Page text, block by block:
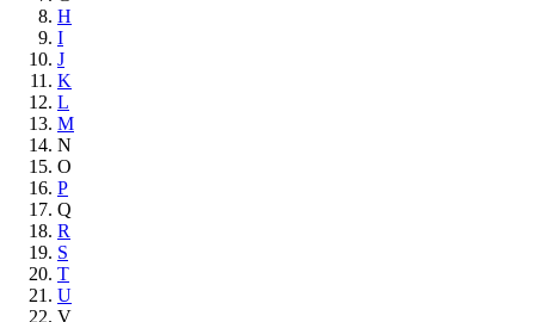
H
I
J
K
L
M
N
O
P
Q
R
S
T
U
V